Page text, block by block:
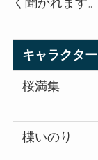
キャラクター
桜満集
楪いのり